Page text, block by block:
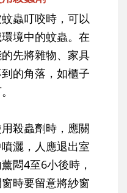
蟲叮咬時，可以
境中的蚊蟲。在
先將雜物、家具
的角落，如櫃子
殺蟲劑時，應關
灑，人應退出室
悶4至6小後時，
時要留意將紗窗